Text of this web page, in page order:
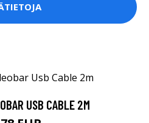
USB CABLE 2M